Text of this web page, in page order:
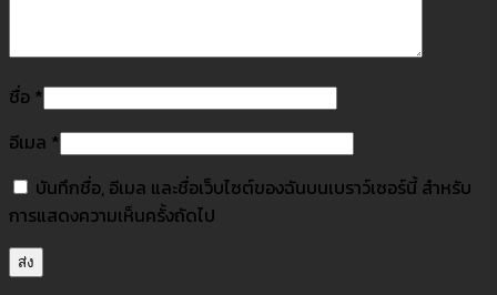
ชื่อ *
อีเมล *
บันทึกชื่อ, อีเมล และชื่อเว็บไซต์ของฉันบนเบราว์เซอร์นี้ สำหรับ
การแสดงความเห็นครั้งถัดไป